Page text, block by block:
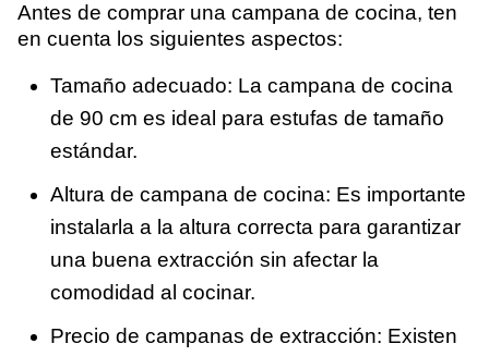
Antes de comprar una campana de cocina, ten
en cuenta los siguientes aspectos:
Tamaño adecuado: La campana de cocina
de 90 cm es ideal para estufas de tamaño
estándar.
Altura de campana de cocina: Es importante
instalarla a la altura correcta para garantizar
una buena extracción sin afectar la
comodidad al cocinar.
Precio de campanas de extracción: Existen